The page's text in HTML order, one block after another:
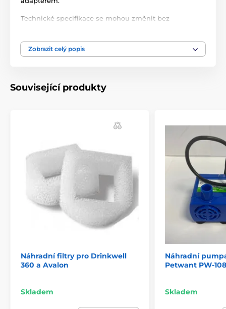
Technické specifikace se mohou změnit bez
Technické specifikace se mohou změnit bez
Dávkovače / Fontány / Misky
Příslušenství fontány
Zobrazit celý popis
Související produkty
Náhradní filtry pro Drinkwell
360 a Avalon
Skladem
Náhradní
Petwant PW-108
Skladem